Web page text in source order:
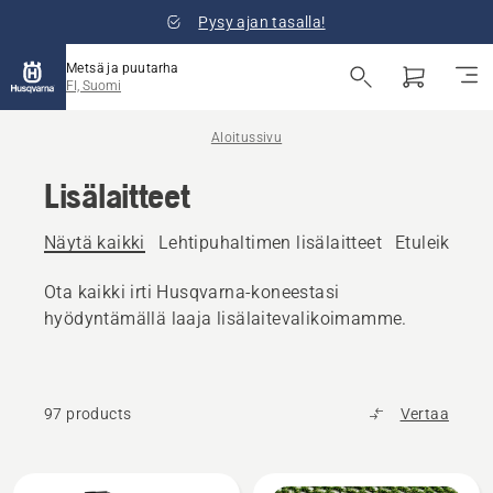
Pysy ajan tasalla!
Metsä ja puutarha
FI, Suomi
Aloitussivu
Lisälaitteet
Näytä kaikki Lehtipuhaltimen lisälaitteet
Ota kaikki irti Husqvarna-koneestasi
hyödyntämällä laaja lisälaitevalikoimamme.
97 products Vertaa